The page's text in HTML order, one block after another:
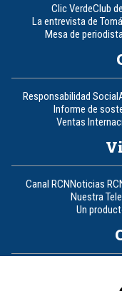
Clic VerdeClub
La entrevista de
Mesa de
Responsabilidad Social
Informe de
Ventas
Canal RCNNoticias
Nuestra
Un